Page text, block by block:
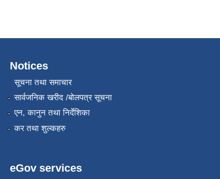
Notices
सूचना तथा समाचार
सार्वजनिक खरीद /बोलपत्र सूचना
एन, कानुन तथा निर्देशिका
कर तथा शुल्कहरु
eGov services